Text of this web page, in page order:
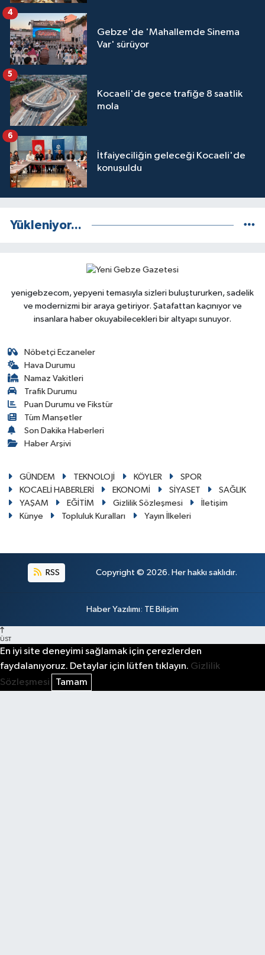
Gebze'de 'Mahallemde Sinema
Var' sürüyor
4
Kocaeli'de gece trafiğe 8 saatlik
mola
5
İtfaiyeciliğin geleceği Kocaeli'de
konuşuldu
6
Yükleniyor...
yenigebzecom, yepyeni temasıyla sizleri buluştururken, sadelik
ve modernizmi bir araya getiriyor. Şatafattan kaçınıyor ve
insanlara haber okuyabilecekleri bir altyapı sunuyor.
Nöbetçi Eczaneler
Hava Durumu
Namaz Vakitleri
Trafik Durumu
Puan Durumu ve Fikstür
Tüm Manşetler
Son Dakika Haberleri
Haber Arşivi
GÜNDEM TEKNOLOJİ KÖYLER
SPOR
KOCAELİ HABERLERİ
EKONOMİ SİYASET
SAĞLIK
YAŞAM
EĞİTİM Gizlilik Sözleşmesi
İletişim
Künye
Topluluk Kuralları Yayın İlkeleri
RSS Copyright © 2026. Her hakkı saklıdır.
Haber Yazılımı: TE Bilişim
ÜST
En iyi site deneyimi sağlamak için çerezlerden
faydalanıyoruz. Detaylar için lütfen tıklayın. Gizlilik
Sözleşmesi
Tamam